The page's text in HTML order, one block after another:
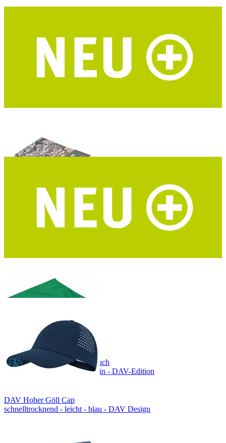
I LIKE PAPER Notizbuch A6 Alpenvereinskarten
DIN A6 - Upcycling - DAV Mapcycling Collection
COCOON Mikrofaser Handtuch
Größe L - ultraleicht - waldgrün - DAV-Edition
DAV Hoher Göll Cap
schnelltrocknend - leicht - blau - DAV Design